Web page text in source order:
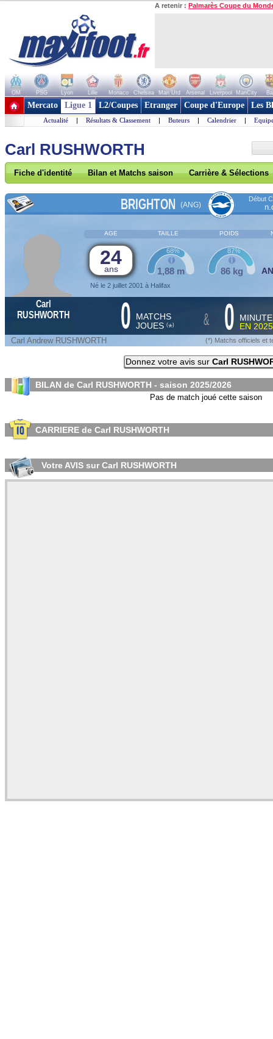
A retenir : Palmarès Coupe du
OM PSG Lyon Lille Monaco Chelsea Man Utd Arsenal Liverpool ManCity
+ de clubs
Mercato Ligue 1 L2/Coupes Etranger Coupe d'Europe Les
Actualité | Résultats & Classement | Buteurs | Calendrier |
Carl RUSHWORTH
Fiche d'identité Bilan et Matchs saison Carrière & Sélections
BRIGHTON (ANG)
Début
AGE TAILLE POIDS
24
ans
Né le 2 juillet 2001 à Halifax
1,88 m
68%
86 kg
87%
Carl
RUSHWORTH
0 MATCHS
JOUES (*) & 0
EN
Carl Andrew RUSHWORTH (*) Matchs officiels et
Donnez votre avis sur Carl
BILAN de Carl RUSHWORTH - saison 2025/2026
Pas de match joué cette saison
CARRIERE de Carl RUSHWORTH
Votre AVIS sur Carl RUSHWORTH